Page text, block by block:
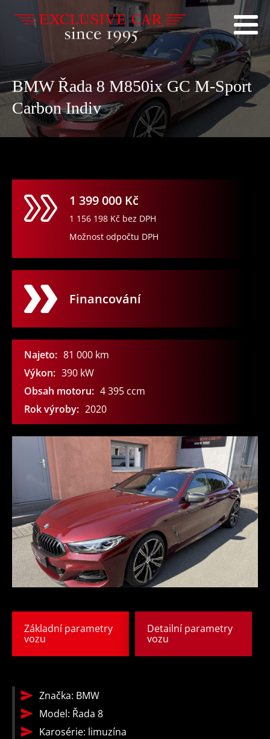
BMW Řada 8 M850ix GC M-Sport
Carbon Indiv
1 399 000 Kč
1 156 198 Kč bez DPH
Možnost odpočtu DPH
Financování
Najeto: 81 000 km
Výkon: 390 kW
Obsah motoru: 4 395 ccm
Rok výroby: 2020
Základní parametry
vozu
Detailní parametry
vozu
Značka: BMW
Model: Řada 8
Karosérie: limuzína
pohon
4x4